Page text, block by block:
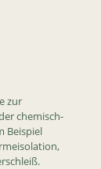
zur
chemisch-
Beispiel